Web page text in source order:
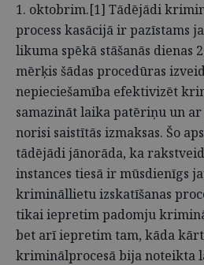
1. oktobrim.[1] Tādējādi
process kasācijā ir pazīstams
likuma spēkā stāšanās dienas
mērķis šādas procedūras
nepieciešamība efektivizēt
samazināt laika patēriņu un ar
norisi saistītās izmaksas. Šo
tādējādi jānorāda, ka
instances tiesā ir mūsdienīgs
krimināllietu izskatīšanas
tikai iepretim padomju
bet arī iepretim tam, kāda
kriminālprocesā bija noteikta